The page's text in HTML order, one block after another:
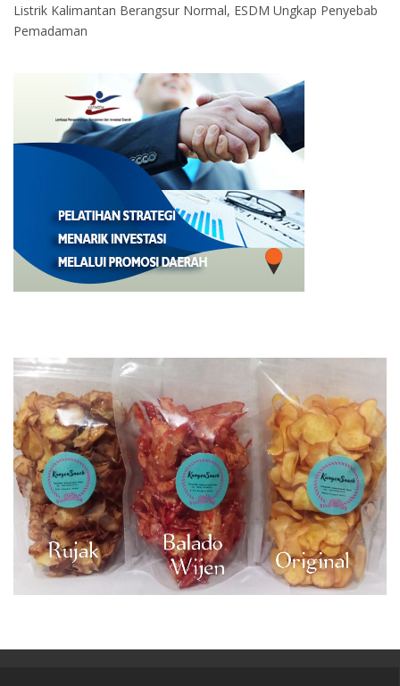
Listrik Kalimantan Berangsur Normal, ESDM Ungkap Penyebab
Pemadaman